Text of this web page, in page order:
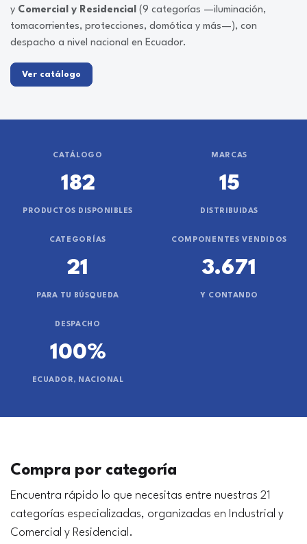
y Comercial y Residencial (9 categorías —iluminación,
tomacorrientes, protecciones, domótica y más—), con
despacho a nivel nacional en Ecuador.
Ver catálogo
CATÁLOGO
182
PRODUCTOS DISPONIBLES
MARCAS
15
DISTRIBUIDAS
CATEGORÍAS
21
PARA TU BÚSQUEDA
COMPONENTES VENDIDOS
3.671
Y CONTANDO
DESPACHO
100%
ECUADOR, NACIONAL
Compra por categoría
Encuentra rápido lo que necesitas entre nuestras 21
categorías especializadas, organizadas en Industrial y
Comercial y Residencial.